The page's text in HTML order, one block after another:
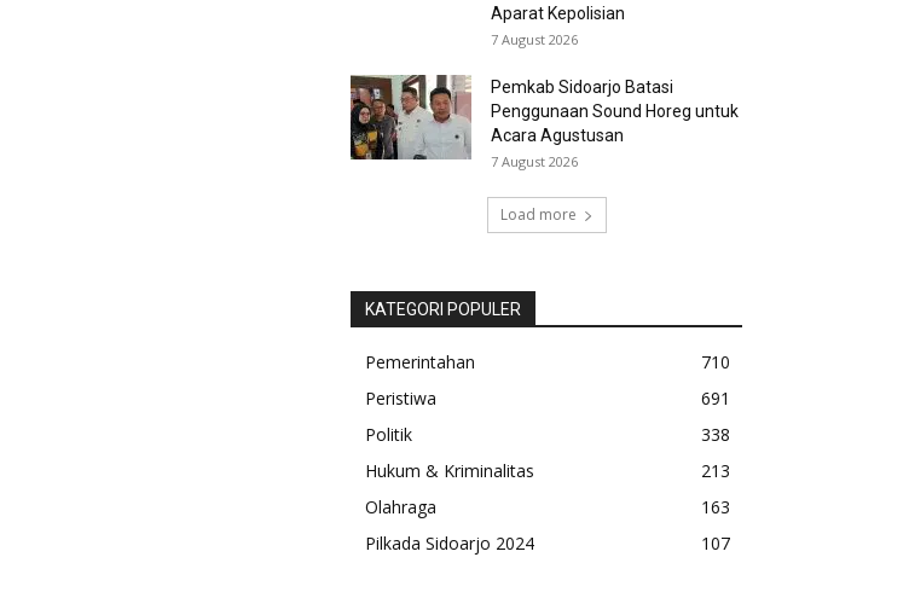
Aparat Kepolisian
7 August 2026
Pemkab Sidoarjo Batasi
Penggunaan Sound Horeg untuk
Acara Agustusan
7 August 2026
Load more
KATEGORI POPULER
Pemerintahan
710
Peristiwa
691
Politik
338
Hukum & Kriminalitas
213
Olahraga
163
Pilkada Sidoarjo 2024
107